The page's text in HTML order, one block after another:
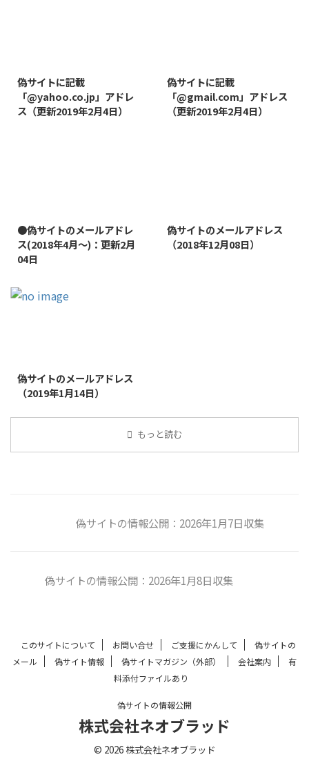
偽サイトに記載
「@yahoo.co.jp」アドレ
ス（更新2019年2月4日）
偽サイトに記載
「@gmail.com」アドレス
（更新2019年2月4日）
●偽サイトのメールアドレ
ス(2018年4月～)：更新2月
04日
偽サイトのメールアドレス
（2018年12月08日）
偽サイトのメールアドレス
（2019年1月14日）
もっと読む
偽サイトの情報公開：2026年1月7日収集
偽サイトの情報公開：2026年1月8日収集
このサイトについて お問い合せ ご支援にかんして
偽サイトの
メール
偽サイト情報 偽サイトマガジン（外部） 会社案内
有
料添付ファイルあり
偽サイトの情報公開
株式会社ネオブラッド
© 2026 株式会社ネオブラッド